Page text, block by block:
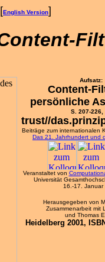
[English Version]
Aufsatz:
Content-
persönliche
S. 207-226,
trust//
Beiträge zum internationalen
Das 21. Jahrhundert und
Veranstaltet von
Universität
16.-17. Januar
Herausgegeben von
Zusammenarbeit mit
und Thomas
Heidelberg 2001,